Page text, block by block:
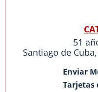
51
Santiago de Cuba,
Enviar
Tarjetas